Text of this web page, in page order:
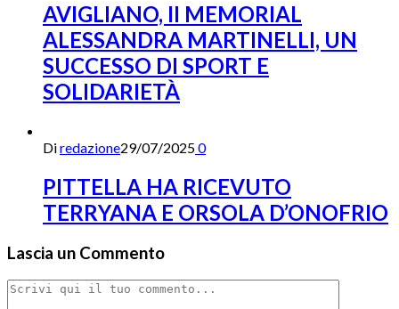
AVIGLIANO, II MEMORIAL
ALESSANDRA MARTINELLI, UN
SUCCESSO DI SPORT E
SOLIDARIETÀ
Diredazione29/07/20250
PITTELLA HA RICEVUTO
TERRYANA E ORSOLA D’ONOFRIO
Lascia un Commento